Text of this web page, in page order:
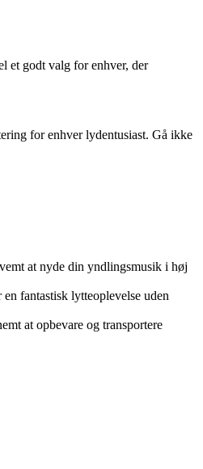
et godt valg for enhver, der
for enhver lydentusiast. Gå ikke
at nyde din yndlingsmusik i høj
fantastisk lytteoplevelse uden
at opbevare og transportere